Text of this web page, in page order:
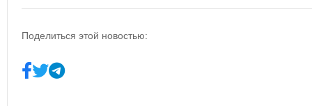
Поделиться этой новостью: